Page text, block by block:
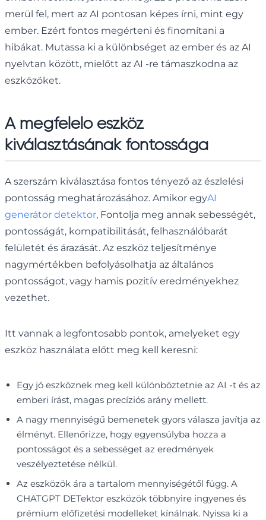
merül fel, mert az AI pontosan képes írni, mint egy
ember. Ezért fontos megérteni és finomítani a
hibákat. Mutassa ki a különbséget az ember és az AI
nyelvtan között, mielőtt az AI -re támaszkodna az
eszközöket.
A megfelelő eszköz
kiválasztásának fontossága
A szerszám kiválasztása fontos tényező az észlelési
pontosság meghatározásához. Amikor egyAI
generátor detektor, Fontolja meg annak sebességét,
pontosságát, kompatibilitását, felhasználóbarát
felületét és árazását. Az eszköz teljesítménye
nagymértékben befolyásolhatja az általános
pontosságot, vagy hamis pozitív eredményekhez
vezethet.
Itt vannak a legfontosabb pontok, amelyeket egy
eszköz használata előtt meg kell keresni:
Egy jó eszköznek meg kell különböztetnie az AI -t és az
emberi írást, magas precíziós arány mellett.
A nagy mennyiségű bemenetek gyors válasza javítja az
élményt. Ellenőrizze, hogy egyensúlyba hozza a
pontosságot és a sebességet az eredmények
veszélyeztetése nélkül.
Az eszközök ára a tartalom mennyiségétől függ. A
CHATGPT DETektor eszközök többnyire ingyenes és
prémium előfizetési modelleket kínálnak. Nyissa ki a